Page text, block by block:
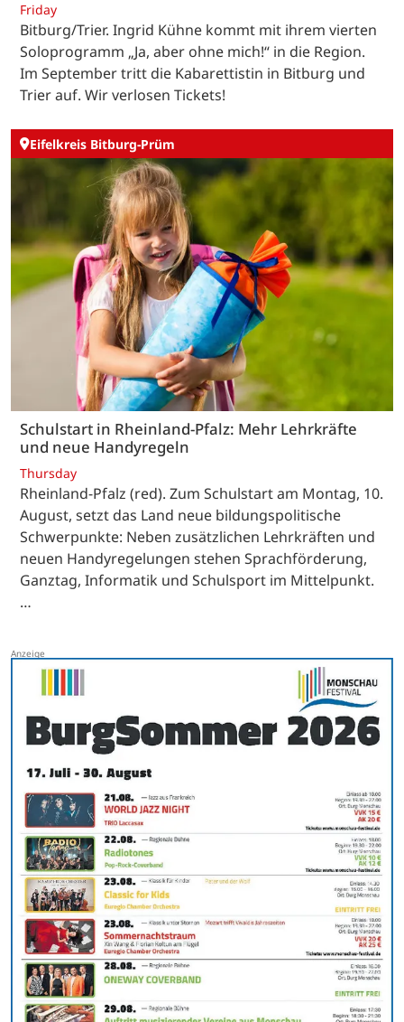
Friday
Bitburg/Trier. Ingrid Kühne kommt mit ihrem vierten
Soloprogramm „Ja, aber ohne mich!“ in die Region.
Im September tritt die Kabarettistin in Bitburg und
Trier auf. Wir verlosen Tickets!
Eifelkreis Bitburg-Prüm
Schulstart in Rheinland-Pfalz: Mehr Lehrkräfte
und neue Handyregeln
Thursday
Rheinland-Pfalz (red). Zum Schulstart am Montag, 10.
August, setzt das Land neue bildungspolitische
Schwerpunkte: Neben zusätzlichen Lehrkräften und
neuen Handyregelungen stehen Sprachförderung,
Ganztag, Informatik und Schulsport im Mittelpunkt.
…